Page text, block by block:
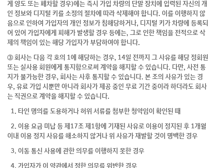
게 양도 또는 폐차할 경우)에는 즉시 가입 차량의 단말 장치에 입력된 자신의 개
인 정보와 디지털 키를 소정의 절차에 따라 삭제해야 합니다. 이를 이행하지 않
음으로 인하여 가입자의 개인 정보가 침해당하거나, 디지털 키가 차량에 등록되
어 있어 가입자에게 피해가 발생할 경우 등에는, 그로 인한 책임을 전적으로 삭
제의 책임이 있는 해당 가입자가 부담하여야 합니다.
③ 회사는 다음 각 호의 1에 해당하는 경우, 14일 전까지 그 사유를 해당 정회원
또는 실사용 회원에게 통지함으로써 계약을 해지할 수 있습니다. 다만, 사전 통
지가 불가능한 경우, 회사는 사후 통지할 수 있습니다. 본 조의 사유가 있는 경
우, 유료 가입 시뿐만 아니라 회사가 제공 중인 무료 기간 중이라 하더라도 회사
는 직권으로 계약을 해지할 수 있습니다.
1. 타인 명의를 도용하거나 허위 서류를 첨부한 청약임이 확인된 때
2. 이용 요금 미납 등 제17조 제1항에 기재된 사유로 이용이 정지된 후 1개월
이내 이용 정지 사유를 해소하지 않거나 위 사유가 재발할 것이 명백한 경우
3. 이동 통신 사용에 관한 의무를 이행하지 못한 경우
4. 가입자가 이 약관에서 정한 의무를 위반한 경우